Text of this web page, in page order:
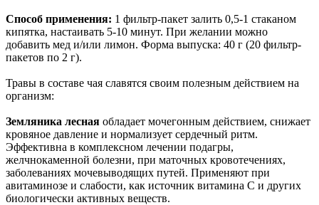
Способ применения: 1 фильтр-пакет залить 0,5-1 стаканом
кипятка, настаивать 5-10 минут. При желании можно
добавить мед и/или лимон. Форма выпуска: 40 г (20 фильтр-
пакетов по 2 г).
Травы в составе чая славятся своим полезным действием на
организм:
Земляника лесная обладает мочегонным действием, снижает
кровяное давление и нормализует сердечный ритм.
Эффективна в комплексном лечении подагры,
желчнокаменной болезни, при маточных кровотечениях,
заболеваниях мочевыводящих путей. Применяют при
авитаминозе и слабости, как источник витамина С и других
биологически активных веществ.